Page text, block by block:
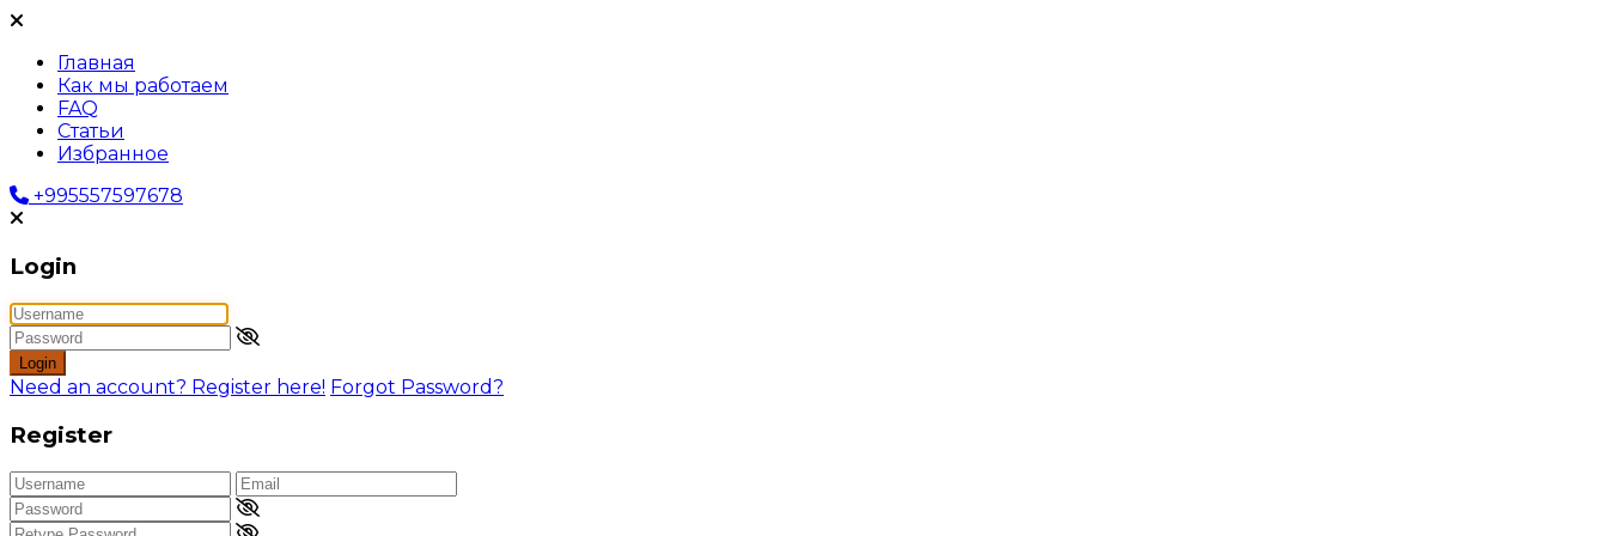
Главная
Как мы работаем
FAQ
Статьи
Избранное
+995557597678
Login
Login
Need an account? Register here! Forgot Password?
Register